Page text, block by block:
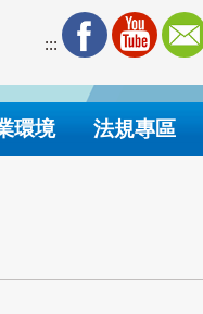
:::
環境 法規專區